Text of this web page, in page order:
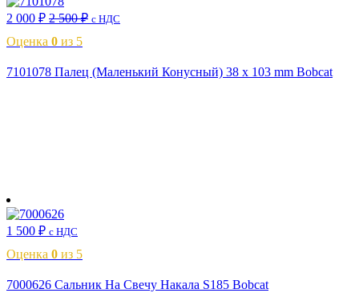
2 000 ₽ 2 500₽ с НДС
Оценка 0 из 5
7101078 Палец (Маленький Конусный) 38 x 103 mm Bobcat
1 500 ₽ с НДС
Оценка 0 из 5
7000626 Сальник На Свечу Накала S185 Bobcat